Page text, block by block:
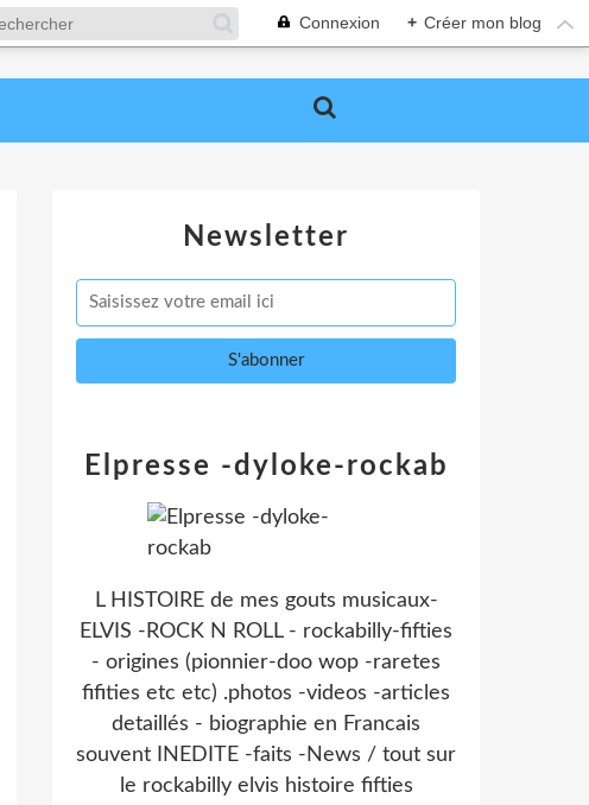
Connexion + Créer mon blog
Newsletter
Elpresse -dyloke-rockab
L HISTOIRE de mes gouts musicaux-
ELVIS -ROCK N ROLL - rockabilly-fifties
- origines (pionnier-doo wop -raretes
fifities etc etc) .photos -videos -articles
detaillés - biographie en Francais
souvent INEDITE -faits -News / tout sur
le rockabilly elvis histoire fifties